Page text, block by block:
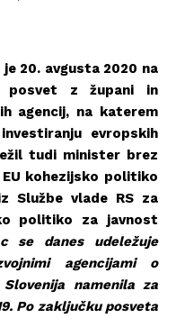
20. avgusta 2020 na
posvet z župani in
agencij, na katerem
evropskih
tudi minister brez
kohezijsko politiko
Službe vlade RS za
politiko za javnost
se danes udeležuje
agencijami o
namenila za
. Po zaključku posveta